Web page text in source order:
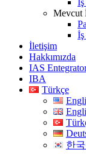
İş
Mevcut
İş
İletişim
Hakkımızda
IAS
IBA
Türkçe
한